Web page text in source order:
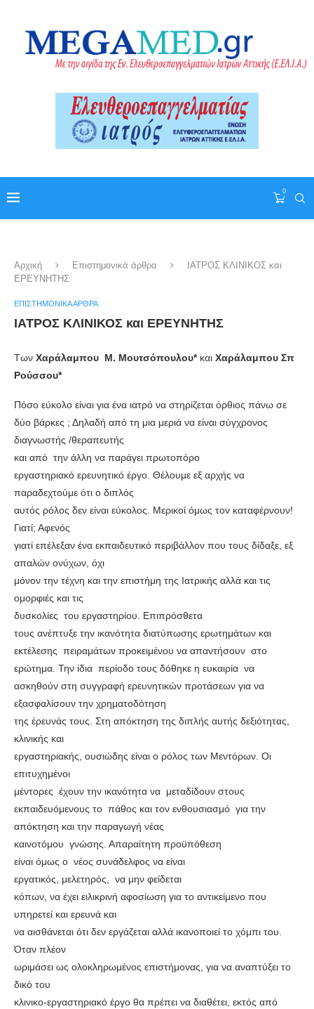
0
Αρχική Επιστημονικά άρθρα
ΙΑΤΡΟΣ ΚΛΙΝΙΚΟΣ και
ΕΡΕΥΝΗΤΗΣ
ΕΠΙΣΤΗΜΟΝΙΚΆ ΆΡΘΡΑ
ΙΑΤΡΟΣ ΚΛΙΝΙΚΟΣ και ΕΡΕΥΝΗΤΗΣ
Των Χαράλαμπου Μ. Μουτσόπουλου* και Χαράλαμπου Σπ
Ρούσσου*
Πόσο εύκολο είναι για ένα ιατρό να στηρίζεται όρθιος πάνω σε
δύο βάρκες ; Δηλαδή από τη μια μεριά να είναι σύγχρονος
διαγνωστής /θεραπευτής
και από την άλλη να παράγει πρωτοπόρο
εργαστηριακό ερευνητικό έργο. Θέλουμε εξ αρχής να
παραδεχτούμε ότι ο διπλός
αυτός ρόλος δεν είναι εύκολος. Μερικοί όμως τον καταφέρνουν!
Γιατί; Αφενός
γιατί επέλεξαν ένα εκπαιδευτικό περιβάλλον που τους δίδαξε, εξ
απαλών ονύχων, όχι
μόνον την τέχνη και την επιστήμη της Ιατρικής αλλά και τις
ομορφιές και τις
δυσκολίες του εργαστηρίου. Επιπρόσθετα
τους ανέπτυξε την ικανότητα διατύπωσης ερωτημάτων και
εκτέλεσης πειραμάτων προκειμένου να απαντήσουν στο
ερώτημα. Την ίδια περίοδο τους δόθηκε η ευκαιρία να
ασκηθούν στη συγγραφή ερευνητικών προτάσεων για να
εξασφαλίσουν την χρηματοδότηση
της έρευνάς τους. Στη απόκτηση της διπλής αυτής δεξιότητας,
κλινικής και
εργαστηριακής, ουσιώδης είναι ο ρόλος των Μεντόρων. Οι
επιτυχημένοι
μέντορες έχουν την ικανότητα να μεταδίδουν στους
εκπαιδευόμενους το πάθος και τον ενθουσιασμό για την
απόκτηση και την παραγωγή νέας
καινοτόμου γνώσης. Απαραίτητη προϋπόθεση
είναι όμως ο νέος συνάδελφος να είναι
εργατικός, μελετηρός, να μην φείδεται
κόπων, να έχει ειλικρινή αφοσίωση για το αντικείμενο που
υπηρετεί και ερευνά και
να αισθάνεται ότι δεν εργάζεται αλλά ικανοποιεί το χόμπι του.
Όταν πλέον
ωριμάσει ως ολοκληρωμένος επιστήμονας, για να αναπτύξει το
δικό του
κλινικο-εργαστηριακό έργο θα πρέπει να διαθέτει, εκτός από